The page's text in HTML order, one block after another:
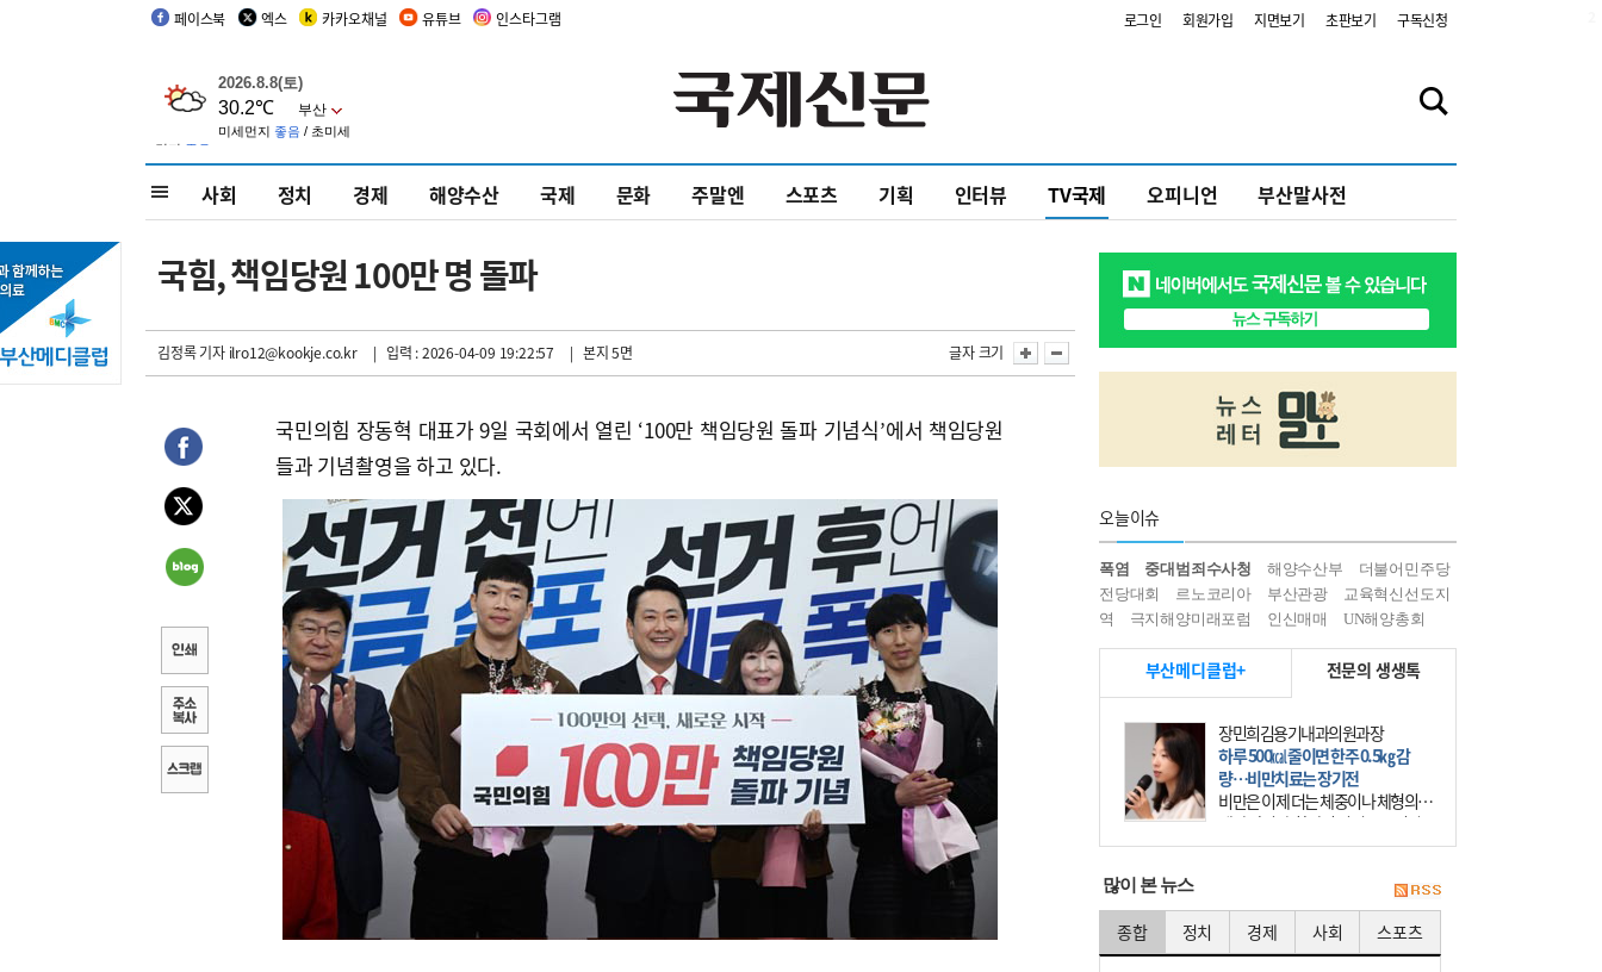
페이스북 엑스 카카오채널 유튜브 인스타그램 로그인 회원가입 지면보기 초판보기 구독신청
사회 정치 경제 해양수산 국제 문화 주말엔 스포츠 기획 인터뷰 TV국제 오피니언 부산말사전
국힘, 책임당원 100만 명 돌파
김정록 기자ilro12@kookje.co.kr | 입력 : 2026-04-09 19:22:57 | 본지 5면 글자 크기
국민의힘 장동혁 대표가 9일 국회에서 열린 ‘100만 책임당원 돌파 기념식’에서 책임당원
들과 기념촬영을 하고 있다.
오늘이슈
폭염 중대범죄수사청 해양수산부
더불어민주당
전당대회
르노코리아 부산관광
교육혁신선도지
역
극지해양미래포럼 인신매매 UN해양총회
부산메디클럽+ 전문의 생생톡
장민희김용기내과의원과장
하루 500㎉ 줄이면 한주 0.5㎏ 감
량…비만치료는 장기전
비만은 이제 더는 체중이나 체형의 문
제가 아니다. 하나의 질병으로 인지
하고 치료와 관리를 해야 한다. 세계
많이 본 뉴스
종합 정치 경제 사회 스포츠